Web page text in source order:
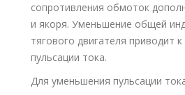
сопротивления обмоток
и якоря. Уменьшение общей
тягового двигателя приводит
пульсации тока.
Для уменьшения пульсации